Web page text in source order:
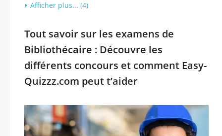
Afficher plus... (4)
Tout savoir sur les examens de
Bibliothécaire : Découvre les
différents concours et comment Easy-
Quizzz.com peut t’aider